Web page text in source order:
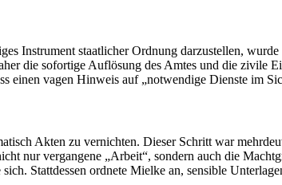
Instrument staatlicher Ordnung darzustellen,
die sofortige Auflösung des Amtes und die zivile
einen vagen Hinweis auf „notwendige Dienste im
Akten zu vernichten. Dieser Schritt war
nur vergangene „Arbeit“, sondern auch die
Stattdessen ordnete Mielke an, sensible